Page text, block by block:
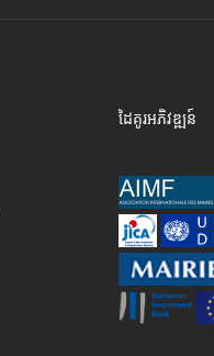
ដៃគូរអភិវឌ្ឍន៍